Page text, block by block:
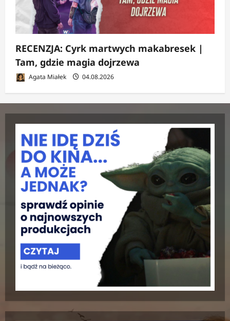
RECENZJA: Cyrk martwych makabresek |
Tam, gdzie magia dojrzewa
Agata Miałek 04.08.2026